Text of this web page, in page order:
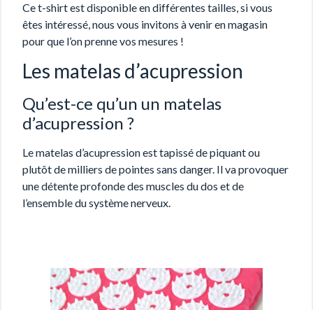
Ce t-shirt est disponible en différentes tailles, si vous
êtes intéressé, nous vous invitons à venir en magasin
pour que l’on prenne vos mesures !
Les matelas d’acupression
Qu’est-ce qu’un un matelas
d’acupression ?
Le matelas d’acupression est tapissé de piquant ou
plutôt de milliers de pointes sans danger. Il va provoquer
une détente profonde des muscles du dos et de
l’ensemble du système nerveux.